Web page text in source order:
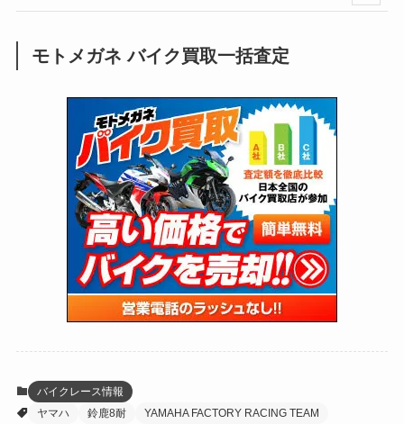
(31)
(51)
(34)
(5)
(12)
(63)
(109)
(24)
(16)
(25)
(24)
(47)
(15)
(5)
(64)
(16)
(62)
(4)
(6)
(17)
(5)
(27)
(249)
(12)
(131)
(38)
(131)
(167)
(85)
(21)
(61)
(171)
(98)
(13)
(60)
(274)
(171)
(38)
(47)
(59)
(41)
(66)
(16)
(141)
(254)
(204)
(1,139)
(166)
(23)
(33)
(34)
(35)
(41)
(415)
(16)
(137)
(72)
(2,743)
(126)
(170)
(171)
(118)
(27)
(1,605)
(147)
(13)
(19)
(12)
(16)
(4)
モトメガネ バイク買取一括査定
バイクレース情報
ヤマハ
鈴鹿8耐 YAMAHA FACTORY RACING TEAM